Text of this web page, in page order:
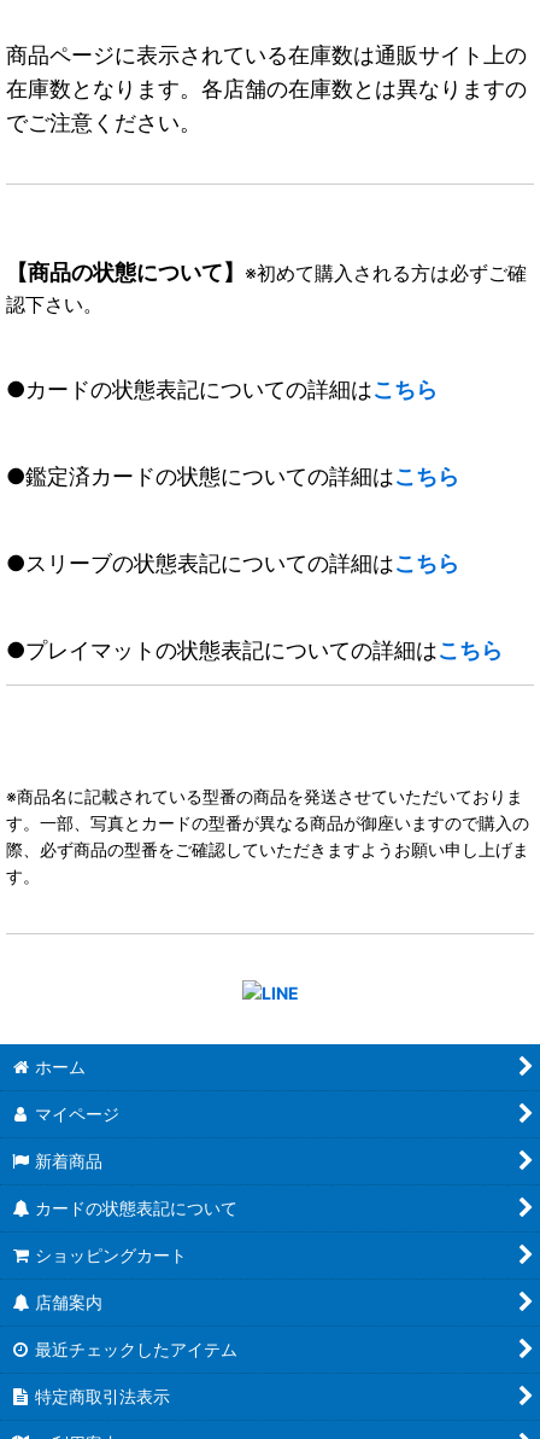
商品ページに表示されている在庫数は通販サイト上の
在庫数となります。各店舗の在庫数とは異なりますの
でご注意ください。
【商品の状態について】 ※初めて購入される方は必ずご確
認下さい。
●カードの状態表記についての詳細はこちら
●鑑定済カードの状態についての詳細はこちら
●スリーブの状態表記についての詳細はこちら
●プレイマットの状態表記についての詳細はこちら
※商品名に記載されている型番の商品を発送させていただいておりま
す。一部、写真とカードの型番が異なる商品が御座いますので購入の
際、必ず商品の型番をご確認していただきますようお願い申し上げま
す。
ホーム
マイページ
新着商品
カードの状態表記について
ショッピングカート
店舗案内
最近チェックしたアイテム
特定商取引法表示